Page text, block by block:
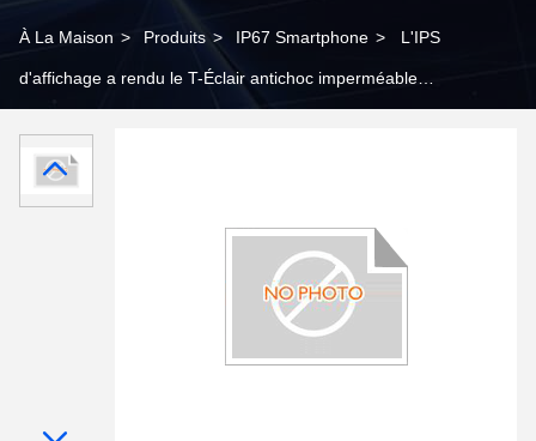
À La Maison > Produits > IP67 Smartphone > L'IPS
d'affichage a rendu le T-Éclair antichoc imperméable